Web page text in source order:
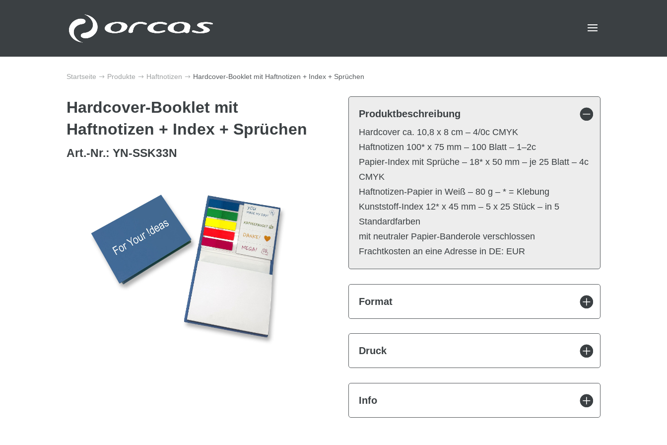
Startseite $ Produkte $ Haftnotizen $ Hardcover-Booklet mit Haftnotizen + Index + Sprüchen
Hardcover-Booklet mit
Haftnotizen + Index + Sprüchen
Art.-Nr.: YN-SSK33N
Produktbeschreibung
Hardcover ca. 10,8 x 8 cm – 4/0c CMYK
Haftnotizen 100* x 75 mm – 100 Blatt – 1–2c
Papier-Index mit Sprüche – 18* x 50 mm – je 25 Blatt – 4c
CMYK
Haftnotizen-Papier in Weiß – 80 g – * = Klebung
Kunststoff-Index 12* x 45 mm – 5 x 25 Stück – in 5
Standardfarben
mit neutraler Papier-Banderole verschlossen
Frachtkosten an eine Adresse in DE: EUR
Format
Druck
Info